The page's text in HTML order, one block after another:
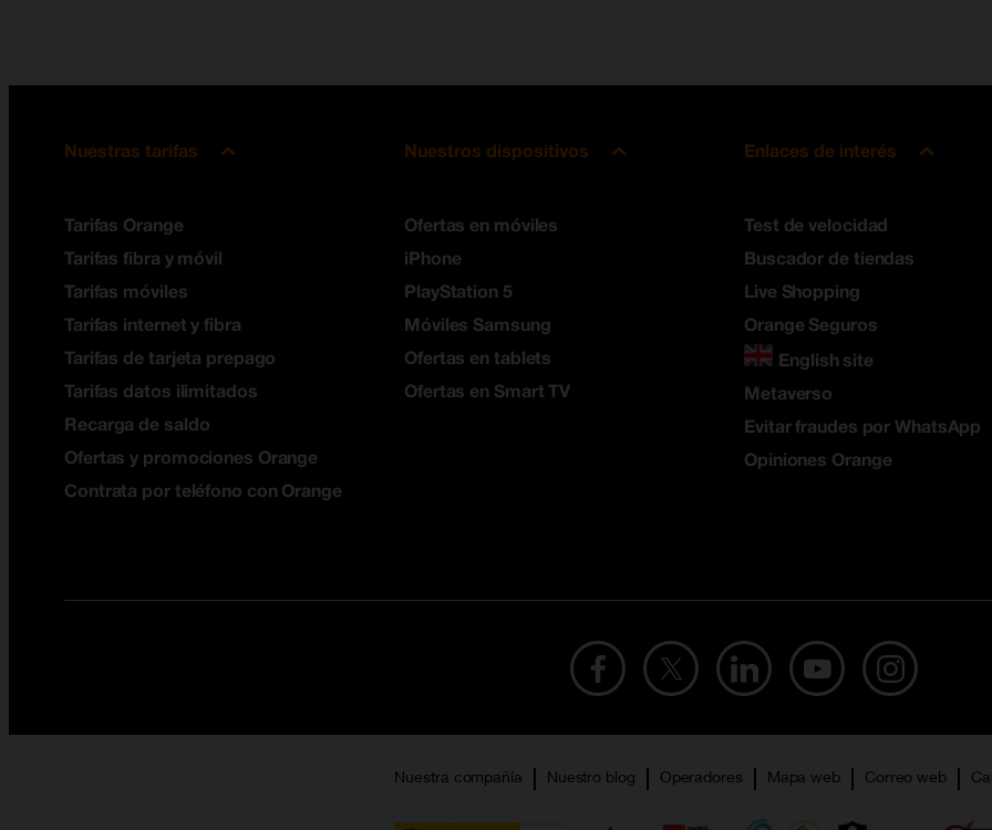
Nuestras tarifas
Tarifas Orange
Tarifas fibra y móvil
Tarifas móviles
Tarifas internet y fibra
Tarifas de tarjeta prepago
Tarifas datos ilimitados
Recarga de saldo
Ofertas y promociones Orange
Contrata por teléfono con Orange
Nuestros dispositivos
Ofertas en móviles
iPhone
PlayStation 5
Móviles Samsung
Ofertas en tablets
Ofertas en Smart TV
Enlaces de interés
Test de velocidad
Buscador de tiendas
Live Shopping
Orange Seguros
English site
Metaverso
Evitar fraudes por WhatsApp
Opiniones Orange
Nuestra compañía Nuestro blog Operadores Mapa web Correo web